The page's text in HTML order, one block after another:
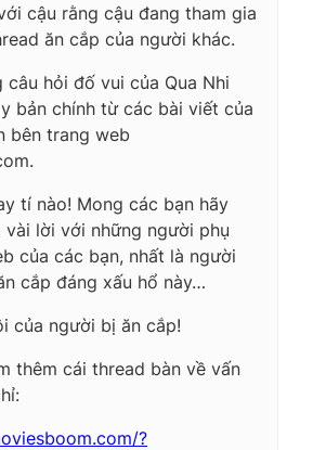
cậu rằng cậu đang tham gia
ăn cắp của người khác.
câu hỏi đố vui của Qua Nhi
bản chính từ các bài viết của
bên trang web
tí nào! Mong các bạn hãy
vài lời với những người phụ
của các bạn, nhất là người
cắp đáng xấu hổ này…
của người bị ăn cắp!
thêm cái thread bàn về vấn
?